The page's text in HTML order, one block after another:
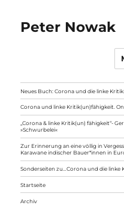
Peter Nowak
Neues Buch: Corona und die linke
Corona und linke Kritik(un)fähigkeit.
„Corona & linke Kritik(un) fähigkeit“-
»Schwurbelei«
Zur Erinnerung an eine völlig in
Karawane indischer Bauer*innen in
Sonderseiten zu…Corona und die linke
Startseite
Archiv